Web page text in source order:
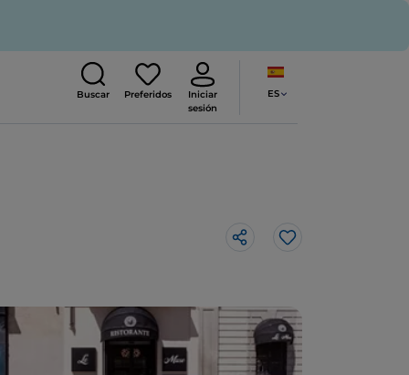
Buscar Preferidos
Iniciar
sesión
ES
Me gusta